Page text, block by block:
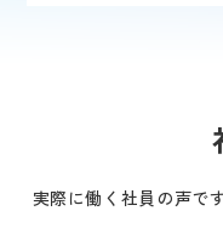
実際に働く社員の声で